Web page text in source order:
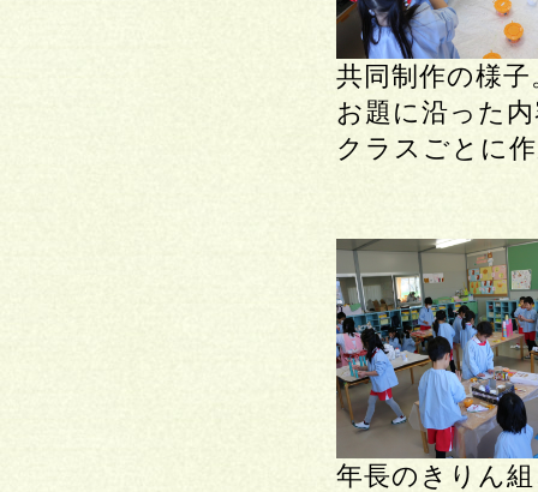
共同制作の様
お題に沿った
クラスごとに
年長のきりん